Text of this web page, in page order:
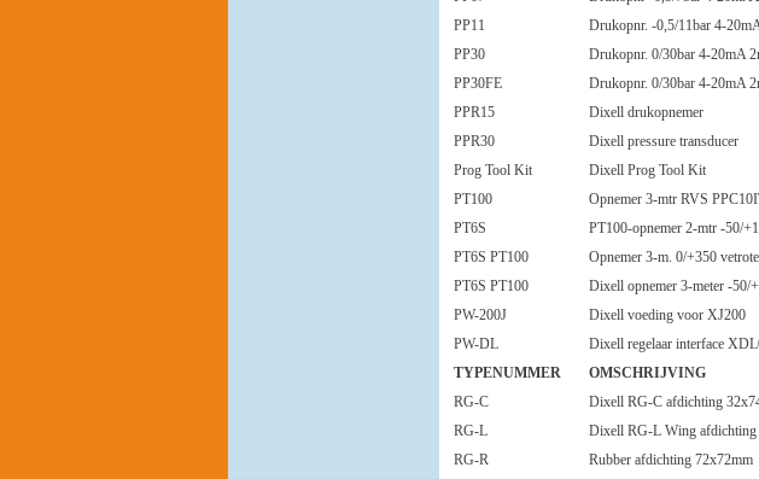
PP11
Drukopnr. -0,5/11bar 4-
PP30
Drukopnr. 0/30bar 4-20mA
PP30FE
Drukopnr. 0/30bar 4-20mA
PPR15
Dixell drukopnemer
PPR30
Dixell pressure transducer
Prog Tool Kit
Dixell Prog Tool Kit
PT100
Opnemer 3-mtr RVS
PT6S
PT100-opnemer 2-mtr -50/
PT6S PT100
Opnemer 3-m. 0/+350
PT6S PT100
Dixell opnemer 3-meter -50/
PW-200J
Dixell voeding voor XJ200
PW-DL
Dixell regelaar interface
TYPENUMMER
OMSCHRIJVING
RG-C
Dixell RG-C afdichting
RG-L
Dixell RG-L Wing afdichting
RG-R
Rubber afdichting 72x72mm